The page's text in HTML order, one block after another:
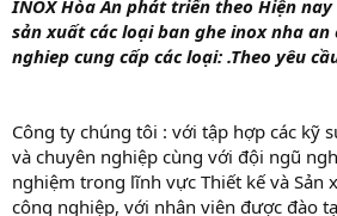
INOX Hòa An phát triển theo Hiện
sản xuất các loại ban ghe inox nha an
nghiep cung cấp các loại: .Theo yêu
Công ty chúng tôi : với tập hợp các kỹ
và chuyên nghiệp cùng với đội ngũ
nghiệm trong lĩnh vực Thiết kế và Sản
công nghiệp, với nhân viên được đào